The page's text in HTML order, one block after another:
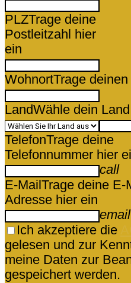
PLZTrage deine
Postleitzahl hier
ein
WohnortTrage
LandWähle dein
TelefonTrage deine
Telefonnummer hier
call
E-Mail Trage deine E-
Adresse hier ein
email
Ich akzeptiere die
gelesen und zur
meine Daten zur
gespeichert werden.